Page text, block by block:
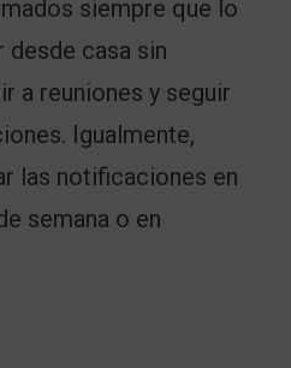
siempre que lo
desde casa sin
a reuniones y seguir
Igualmente,
las notificaciones en
semana o en